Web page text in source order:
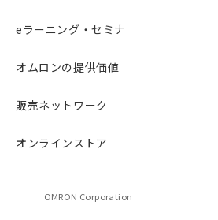
eラーニング・セミナ
オムロンの提供価値
販売ネットワーク
オンラインストア
OMRON Corporation